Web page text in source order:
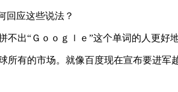
应这些说法？
“Ｇｏｏｇｌｅ”这个单词的人更好地
的市场。就像百度现在宣布要进军